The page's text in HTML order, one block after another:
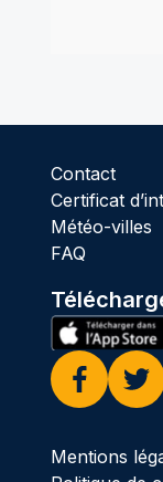
Contact
Certificat
Météo-villes
FAQ
Facebook
Mentions